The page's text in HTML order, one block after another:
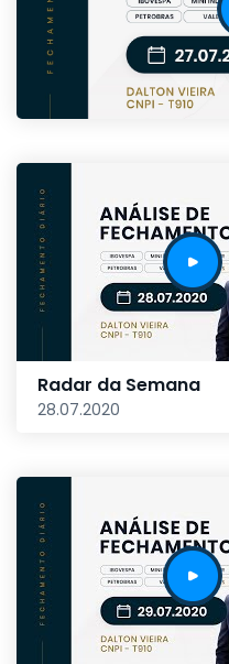
Radar da Semana
28.07.2020